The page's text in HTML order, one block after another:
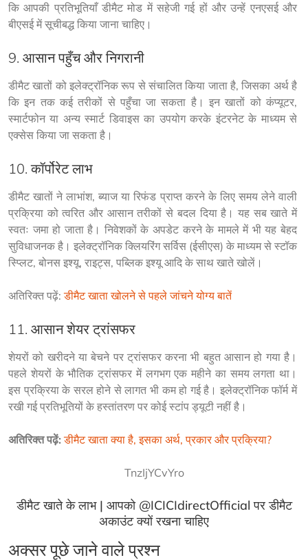
कि आपकी प्रतिभूतियाँ डीमैट मोड में सहेजी गई हों और उन्हें एनएसई और
बीएसई में सूचीबद्ध किया जाना चाहिए।
9. आसान पहुँच और निगरानी
डीमैट खातों को इलेक्ट्रॉनिक रूप से संचालित किया जाता है, जिसका अर्थ है
कि इन तक कई तरीकों से पहुँचा जा सकता है। इन खातों को कंप्यूटर,
स्मार्टफोन या अन्य स्मार्ट डिवाइस का उपयोग करके इंटरनेट के माध्यम से
एक्सेस किया जा सकता है।
10. कॉर्पोरेट लाभ
डीमैट खातों ने लाभांश, ब्याज या रिफंड प्राप्त करने के लिए समय लेने वाली
प्रक्रिया को त्वरित और आसान तरीकों से बदल दिया है। यह सब खाते में
स्वतः जमा हो जाता है। निवेशकों के अपडेट करने के मामले में भी यह बेहद
सुविधाजनक है। इलेक्ट्रॉनिक क्लियरिंग सर्विस (ईसीएस) के माध्यम से स्टॉक
स्प्लिट, बोनस इश्यू, राइट्स, पब्लिक इश्यू आदि के साथ खाते खोलें।
अतिरिक्त पढ़ें: डीमैट खाता खोलने से पहले जांचने योग्य बातें
11. आसान शेयर ट्रांसफर
शेयरों को खरीदने या बेचने पर ट्रांसफर करना भी बहुत आसान हो गया है।
पहले शेयरों के भौतिक ट्रांसफर में लगभग एक महीने का समय लगता था।
इस प्रक्रिया के सरल होने से लागत भी कम हो गई है। इलेक्ट्रॉनिक फॉर्म में
रखी गई प्रतिभूतियों के हस्तांतरण पर कोई स्टांप ड्यूटी नहीं है।
अतिरिक्त पढ़ें: डीमैट खाता क्या है, इसका अर्थ, प्रकार और प्रक्रिया?
TnzIjYCvYro
डीमैट खाते के लाभ | आपको @ICICIdirectOfficial पर डीमैट
अकाउंट क्यों रखना चाहिए
अक्सर पूछे जाने वाले प्रश्न